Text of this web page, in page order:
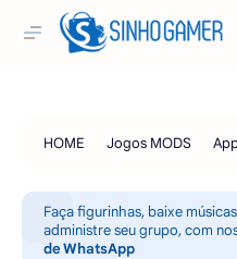
Faça figurinhas, baixe
administre seu grupo, com
de WhatsApp